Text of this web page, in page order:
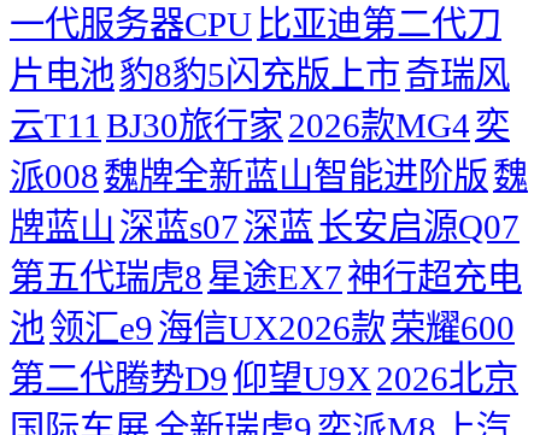
一代服务器CPU 比亚迪第二代刀
片电池豹8豹5闪充版上市奇瑞风
云T11 BJ30旅行家 2026款MG4奕
派008魏牌全新蓝山智能进阶版魏
牌蓝山 深蓝s07深蓝长安启源Q07
第五代瑞虎8星途EX7神行超充电
池领汇e9海信UX2026款荣耀600
第二代腾势D9仰望U9X2026北京